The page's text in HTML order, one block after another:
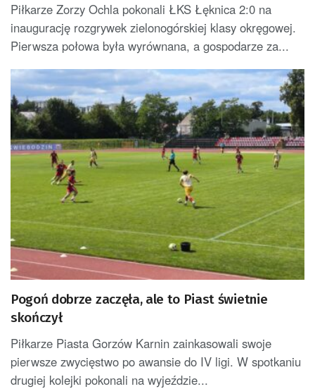
Piłkarze Zorzy Ochla pokonali ŁKS Łęknica 2:0 na
inaugurację rozgrywek zielonogórskiej klasy okręgowej.
Pierwsza połowa była wyrównana, a gospodarze za...
Pogoń dobrze zaczęła, ale to Piast świetnie
skończył
Piłkarze Piasta Gorzów Karnin zainkasowali swoje
pierwsze zwycięstwo po awansie do IV ligi. W spotkaniu
drugiej kolejki pokonali na wyjeździe...